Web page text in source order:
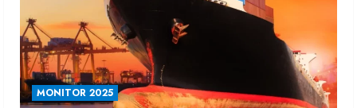
MONITOR 2025